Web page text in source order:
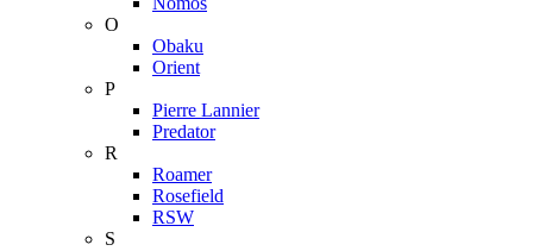
O
Obaku
Orient
P
Pierre Lannier
Predator
R
Roamer
Rosefield
RSW
S